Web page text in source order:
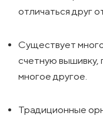
отличаться друг
Существует
счетную вышивку,
многое другое.
Традиционные